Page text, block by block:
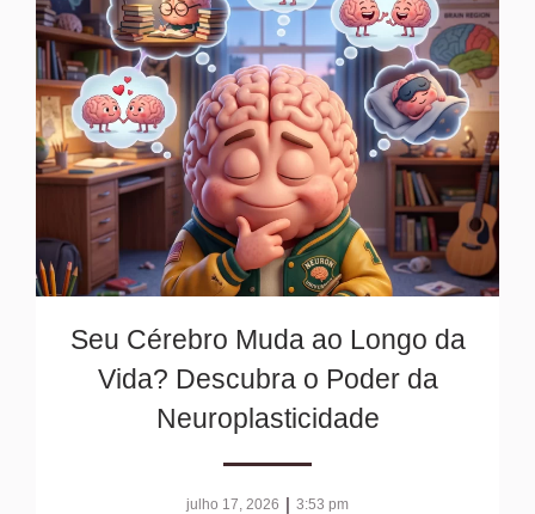
Seu Cérebro Muda ao Longo da
Vida? Descubra o Poder da
Neuroplasticidade
julho 17, 2026 | 3:53 pm